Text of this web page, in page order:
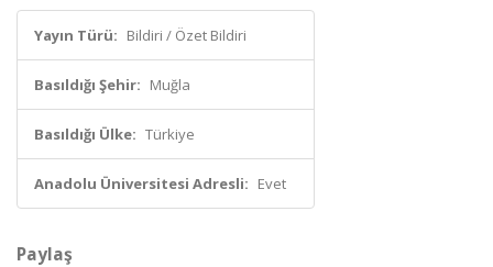
Yayın Türü: Bildiri / Özet Bildiri
Basıldığı Şehir: Muğla
Basıldığı Ülke: Türkiye
Anadolu Üniversitesi Adresli: Evet
Paylaş